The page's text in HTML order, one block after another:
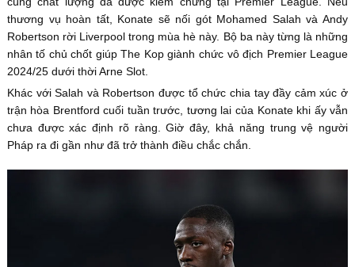
thương vụ hoàn tất, Konate sẽ nối gót Mohamed Salah và Andy
Robertson rời Liverpool trong mùa hè này. Bộ ba này từng là những
nhân tố chủ chốt giúp The Kop giành chức vô địch Premier League
2024/25 dưới thời Arne Slot.
Khác với Salah và Robertson được tổ chức chia tay đầy cảm xúc ở
trận hòa Brentford cuối tuần trước, tương lai của Konate khi ấy vẫn
chưa được xác định rõ ràng. Giờ đây, khả năng trung vệ người
Pháp ra đi gần như đã trở thành điều chắc chắn.